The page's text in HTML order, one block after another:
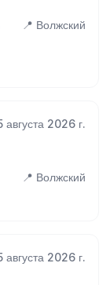
📍 Волжский
августа 2026 г.
📍 Волжский
августа 2026 г.